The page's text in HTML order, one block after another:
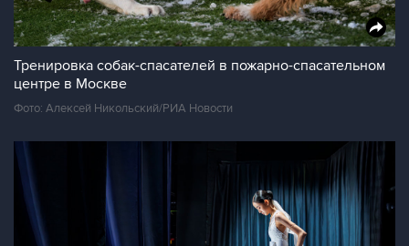
Тренировка собак-спасателей в пожарно-спасательном
центре в Москве
Фото: Алексей Никольский/РИА Новости